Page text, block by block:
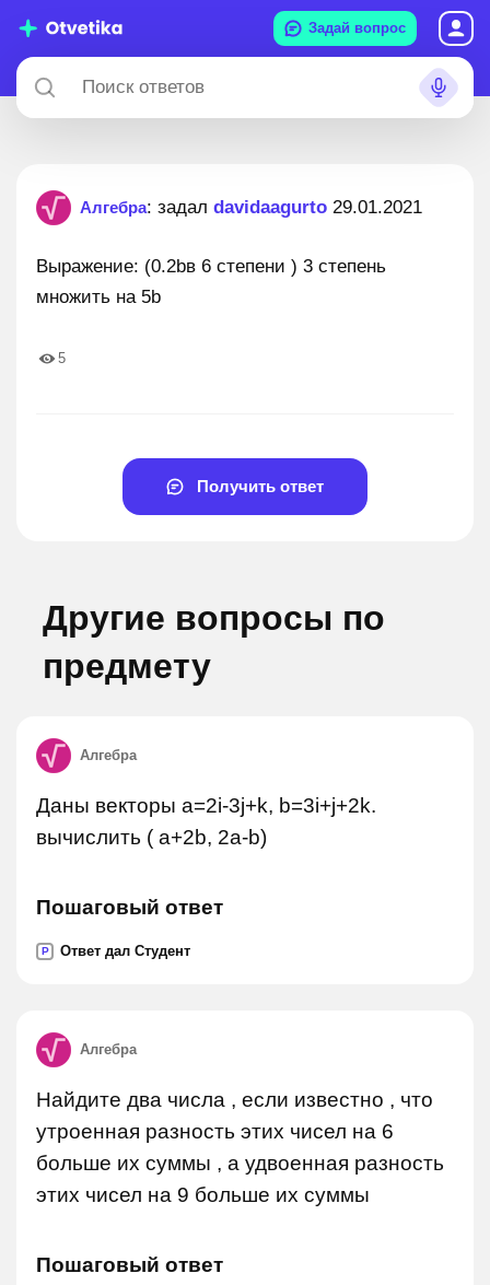
Задай вопрос
Алгебра: задал davidaagurto 29.01.2021
Выражение: (0.2bв 6 степени ) 3 степень
множить на 5b
5
Получить ответ
Другие вопросы по
предмету
Алгебра
Даны векторы а=2i-3j+k, b=3i+j+2k.
вычислить ( а+2b, 2a-b)
Пошаговый ответ
P Ответ дал Студент
Алгебра
Найдите два числа , если известно , что
утроенная разность этих чисел на 6
больше их суммы , а удвоенная разность
этих чисел на 9 больше их суммы
Пошаговый ответ